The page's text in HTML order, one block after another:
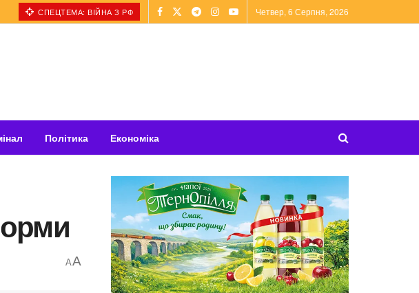
СПЕЦТЕМА: ВІЙНА З РФ Четвер, 6 Серпня, 2026
Політика Економіка
AA